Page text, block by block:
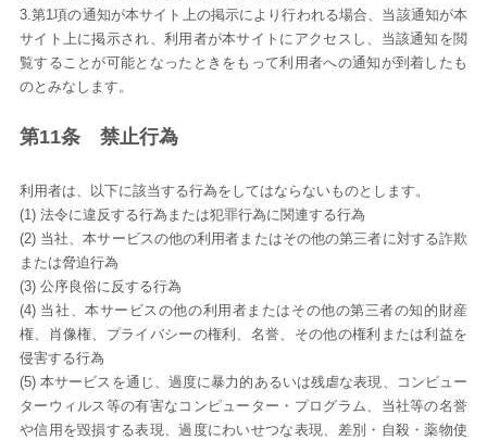
3.第1項の通知が本サイト上の掲示により行われる場合、当該通知が本
サイト上に掲示され、利用者が本サイトにアクセスし、当該通知を閲
覧することが可能となったときをもって利用者への通知が到着したも
のとみなします。
第11条 禁止行為
利用者は、以下に該当する行為をしてはならないものとします。
(1) 法令に違反する行為または犯罪行為に関連する行為
(2) 当社、本サービスの他の利用者またはその他の第三者に対する詐欺
または脅迫行為
(3) 公序良俗に反する行為
(4) 当社、本サービスの他の利用者またはその他の第三者の知的財産
権、肖像権、プライバシーの権利、名誉、その他の権利または利益を
侵害する行為
(5) 本サービスを通じ、過度に暴力的あるいは残虐な表現、コンピュー
ターウィルス等の有害なコンピューター・プログラム、当社等の名誉
や信用を毀損する表現、過度にわいせつな表現、差別・自殺・薬物使